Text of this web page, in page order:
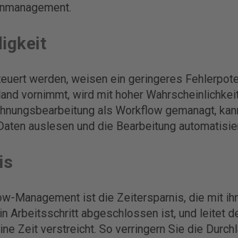
werden, weisen ein geringeres
vornimmt, wird mit hoher
als Workflow gemanagt,
auslesen und die Bearbeitung
Management ist die Zeitersparnis, die mit
Arbeitsschritt abgeschlossen ist, und leitet
Zeit verstreicht. So verringern Sie die